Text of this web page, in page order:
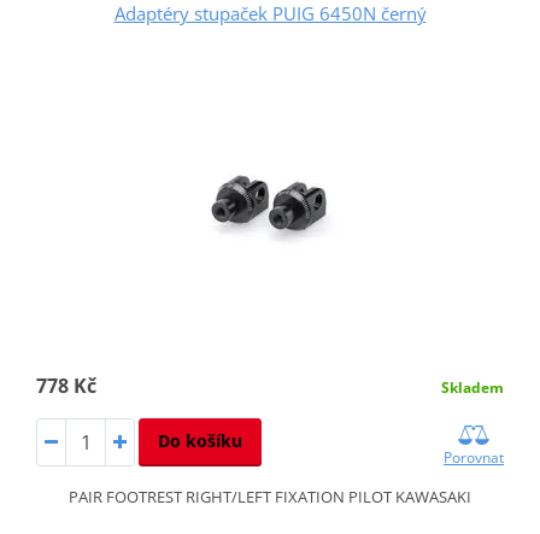
Adaptéry stupaček PUIG 6450N černý
778 Kč Skladem
Do košíku
Porovnat
PAIR FOOTREST RIGHT/LEFT FIXATION PILOT KAWASAKI